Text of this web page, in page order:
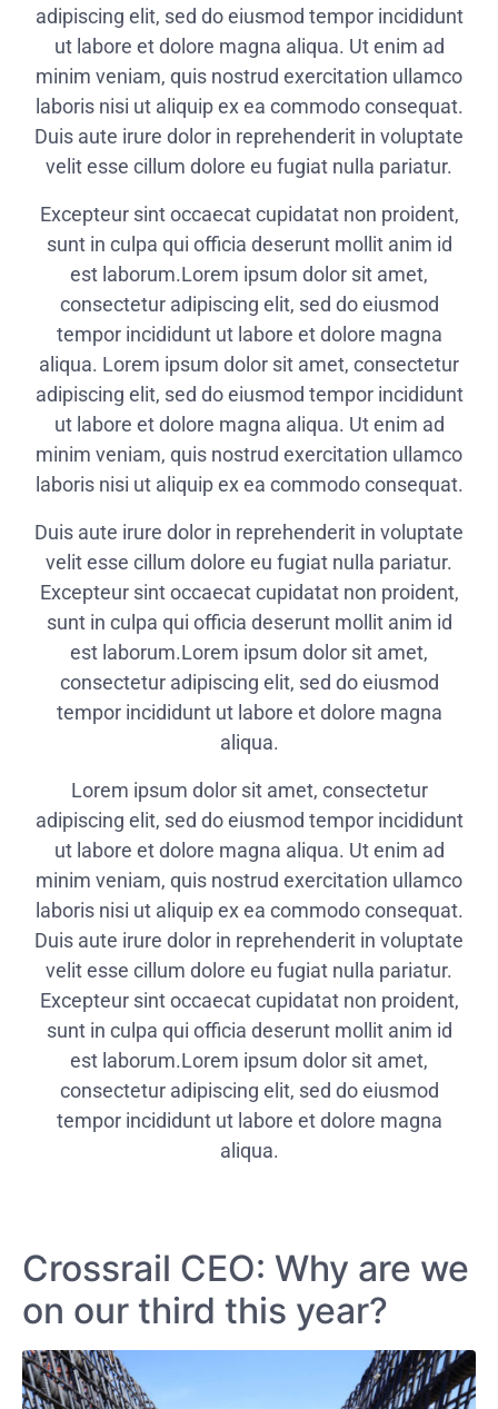
adipiscing elit, sed do eiusmod tempor incididunt
ut labore et dolore magna aliqua. Ut enim ad
minim veniam, quis nostrud exercitation ullamco
laboris nisi ut aliquip ex ea commodo consequat.
Duis aute irure dolor in reprehenderit in voluptate
velit esse cillum dolore eu fugiat nulla pariatur.
Excepteur sint occaecat cupidatat non proident,
sunt in culpa qui officia deserunt mollit anim id
est laborum.Lorem ipsum dolor sit amet,
consectetur adipiscing elit, sed do eiusmod
tempor incididunt ut labore et dolore magna
aliqua. Lorem ipsum dolor sit amet, consectetur
adipiscing elit, sed do eiusmod tempor incididunt
ut labore et dolore magna aliqua. Ut enim ad
minim veniam, quis nostrud exercitation ullamco
laboris nisi ut aliquip ex ea commodo consequat.
Duis aute irure dolor in reprehenderit in voluptate
velit esse cillum dolore eu fugiat nulla pariatur.
Excepteur sint occaecat cupidatat non proident,
sunt in culpa qui officia deserunt mollit anim id
est laborum.Lorem ipsum dolor sit amet,
consectetur adipiscing elit, sed do eiusmod
tempor incididunt ut labore et dolore magna
aliqua.
Lorem ipsum dolor sit amet, consectetur
adipiscing elit, sed do eiusmod tempor incididunt
ut labore et dolore magna aliqua. Ut enim ad
minim veniam, quis nostrud exercitation ullamco
laboris nisi ut aliquip ex ea commodo consequat.
Duis aute irure dolor in reprehenderit in voluptate
velit esse cillum dolore eu fugiat nulla pariatur.
Excepteur sint occaecat cupidatat non proident,
sunt in culpa qui officia deserunt mollit anim id
est laborum.Lorem ipsum dolor sit amet,
consectetur adipiscing elit, sed do eiusmod
tempor incididunt ut labore et dolore magna
aliqua.
Crossrail CEO: Why are we
on our third this year?